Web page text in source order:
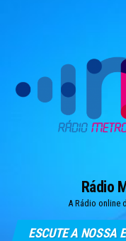
Rádio
A Rádio online
ESCUTE A NOSSA